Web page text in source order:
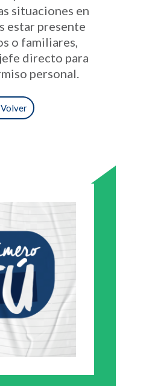
situaciones en
estar presente
o familiares,
directo para
personal.
Volver